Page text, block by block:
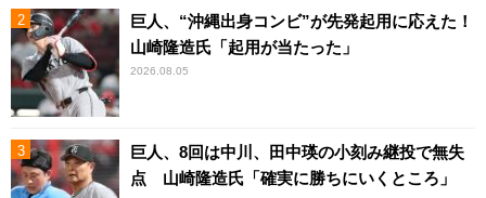
巨人、“沖縄出身コンビ”が先発起用に応えた！
山崎隆造氏「起用が当たった」
2026.08.05
巨人、8回は中川、田中瑛の小刻み継投で無失
点 山崎隆造氏「確実に勝ちにいくところ」